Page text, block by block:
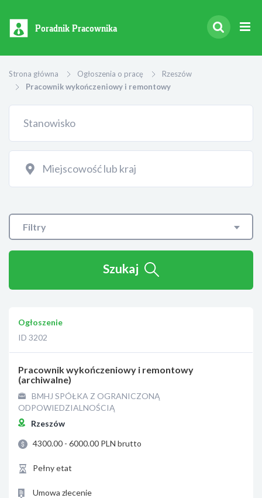
Poradnik Pracownika
Strona główna Ogłoszenia o pracę
Rzeszów
Pracownik wykończeniowy i remontowy
Filtry
Szukaj
Ogłoszenie
ID 3202
Pracownik wykończeniowy i remontowy
(archiwalne)
BMHJ SPÓŁKA Z OGRANICZONĄ
ODPOWIEDZIALNOŚCIĄ
Rzeszów
4300.00 - 6000.00 PLN brutto
Pełny etat
Umowa zlecenie